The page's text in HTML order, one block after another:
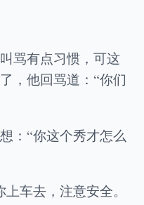
骂有点习惯，可这
，他回骂道：“你们
：“你这个秀才怎么
车去，注意安全。